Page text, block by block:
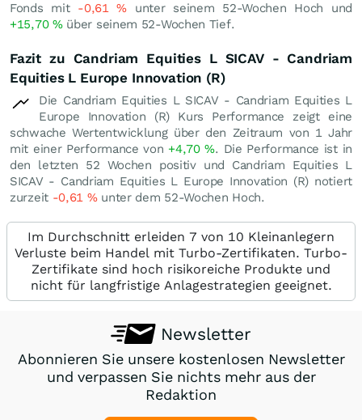
Fonds mit -0,61% unter seinem 52-Wochen Hoch und
+15,70 %über seinem 52-Wochen Tief.
Fazit zu Candriam Equities L SICAV - Candriam
Equities L Europe Innovation (R)
Die Candriam Equities L SICAV - Candriam Equities L
Europe Innovation (R) Kurs Performance zeigt eine
schwache Wertentwicklung über den Zeitraum von 1 Jahr
mit einer Performance von +4,70%. Die Performance ist in
den letzten 52 Wochen positiv und Candriam Equities L
SICAV - Candriam Equities L Europe Innovation (R) notiert
zurzeit -0,61 %unter dem 52-Wochen Hoch.
Im Durchschnitt erleiden 7 von 10 Kleinanlegern
Verluste beim Handel mit Turbo-Zertifikaten. Turbo-
Zertifikate sind hoch risikoreiche Produkte und
nicht für langfristige Anlagestrategien geeignet.
Newsletter
Abonnieren Sie unsere kostenlosen Newsletter
und verpassen Sie nichts mehr aus der
Redaktion